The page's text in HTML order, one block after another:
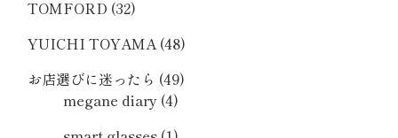
TOMFORD (32)
YUICHI TOYAMA(48)
お店選びに迷ったら (49)
megane diary (4)